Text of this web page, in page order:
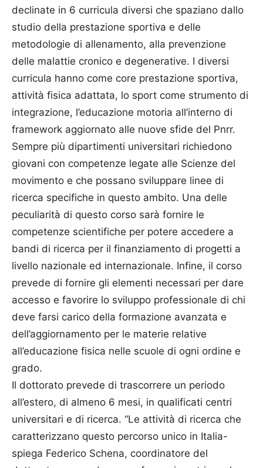
declinate in 6 curricula diversi che spaziano dallo
studio della prestazione sportiva e delle
metodologie di allenamento, alla prevenzione
delle malattie cronico e degenerative. I diversi
curricula hanno come core prestazione sportiva,
attività fisica adattata, lo sport come strumento di
integrazione, l’educazione motoria all’interno di
framework aggiornato alle nuove sfide del Pnrr.
Sempre più dipartimenti universitari richiedono
giovani con competenze legate alle Scienze del
movimento e che possano sviluppare linee di
ricerca specifiche in questo ambito. Una delle
peculiarità di questo corso sarà fornire le
competenze scientifiche per potere accedere a
bandi di ricerca per il finanziamento di progetti a
livello nazionale ed internazionale. Infine, il corso
prevede di fornire gli elementi necessari per dare
accesso e favorire lo sviluppo professionale di chi
deve farsi carico della formazione avanzata e
dell’aggiornamento per le materie relative
all’educazione fisica nelle scuole di ogni ordine e
grado.
Il dottorato prevede di trascorrere un periodo
all’estero, di almeno 6 mesi, in qualificati centri
universitari e di ricerca. “Le attività di ricerca che
caratterizzano questo percorso unico in Italia-
spiega Federico Schena, coordinatore del